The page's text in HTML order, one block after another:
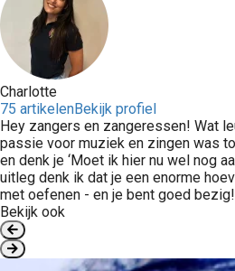
Charlotte
75 artikelenBekijk profiel
Hey zangers en zangeressen! Wat
passie voor muziek en zingen was
en denk je ‘Moet ik hier nu wel nog
uitleg denk ik dat je een enorme
met oefenen - en je bent goed bezig!
Bekijk ook